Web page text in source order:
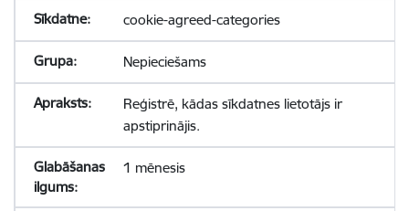
cookie-agreed-categories
Nepieciešams
Reģistrē, kādas sīkdatnes lietotājs ir
apstiprinājis.
1 mēnesis